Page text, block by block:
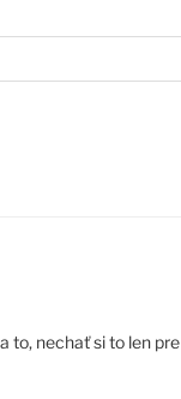
to, nechať si to len pre